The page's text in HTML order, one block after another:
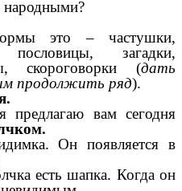
это – частушки,
загадки,
скороговорки (дать
продолжить ряд).
предлагаю вам сегодня
Он появляется в
есть шапка. Когда он